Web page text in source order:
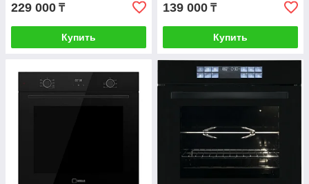
229 000 ₸
Купить
139 000 ₸
Купить